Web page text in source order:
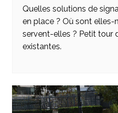
Quelles solutions de
en place ? Où sont elles-
servent-elles ? Petit tour
existantes.